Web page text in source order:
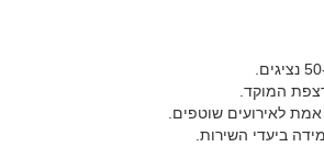
רצפת המוקד.
לאירועים שוטפים.
ביעדי השירות.